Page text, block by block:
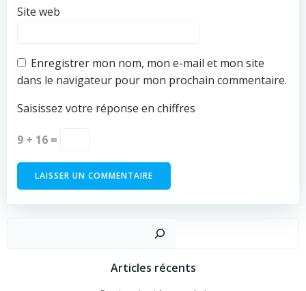
Site web
Enregistrer mon nom, mon e-mail et mon site
dans le navigateur pour mon prochain commentaire.
Saisissez votre réponse en chiffres
9 + 16 =
Articles récents